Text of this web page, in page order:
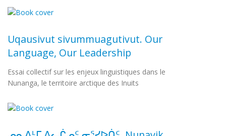
Uqausivut sivummuagutivut. Our
Language, Our Leadership
Essai collectif sur les enjeux linguistiques dans le
Nunanga, le territoire arctique des Inuits